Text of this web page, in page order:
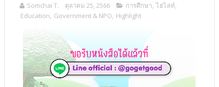
Somchai T. ตุลาคม 25, 2566 การศึกษา, ไฮไลท์,
Education, Government & NPO, Highlight